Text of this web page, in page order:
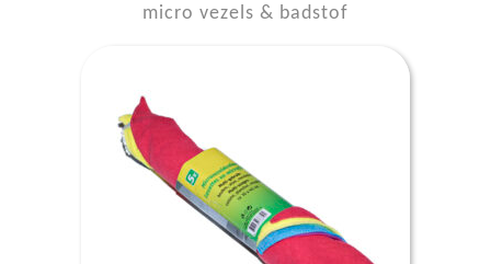
micro vezels & badstof